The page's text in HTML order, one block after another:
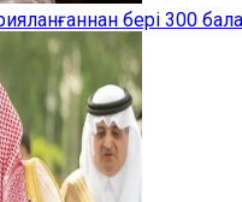
бері 300